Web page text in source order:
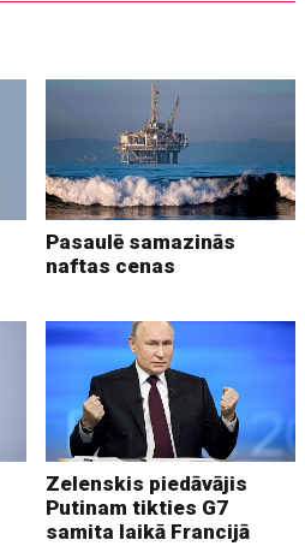
Pasaulē samazinās
naftas cenas
Zelenskis piedāvājis
Putinam tikties G7
samita laikā Francijā